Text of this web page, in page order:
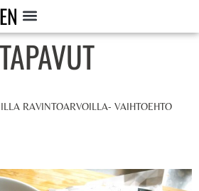
RAVINTOARVOILLA- VAIHTOEHTO